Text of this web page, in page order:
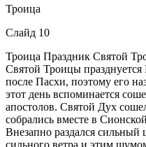
Троица
Слайд 10
Троица Праздник Святой
Святой Троицы
после Пасхи, поэтому его
этот день вспоминается
апостолов. Святой Дух
собрались вместе в
Внезапно раздался
сильного ветра и этим